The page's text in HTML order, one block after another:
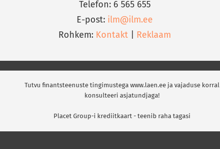
Telefon: 6 565 655
E-post: ilm@ilm.ee
Rohkem: Kontakt Reklaam
Tutvu finantsteenuste tingimustega www.laen.ee ja vajaduse korral
konsulteeri asjatundjaga!
Placet Group-i krediitkaart - teenib raha tagasi